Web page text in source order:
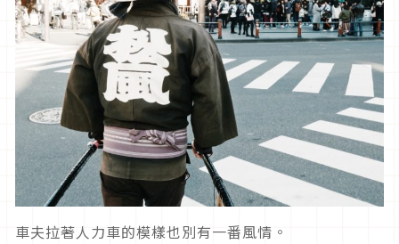
車夫拉著人力車的模樣也別有一番風情。